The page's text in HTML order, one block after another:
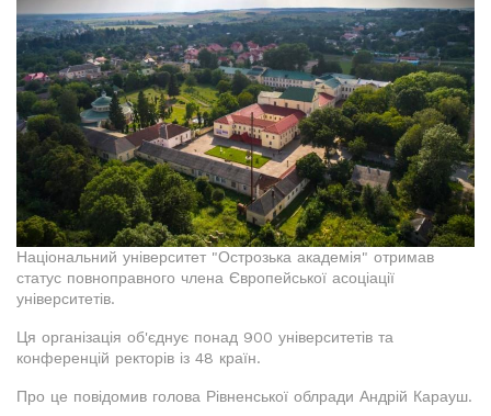
Національний університет "Острозька академія" отримав
статус повноправного члена Європейської асоціації
університетів.
Ця організація об'єднує понад 900 університетів та
конференцій ректорів із 48 країн.
Про це повідомив голова Рівненської облради Андрій Карауш.